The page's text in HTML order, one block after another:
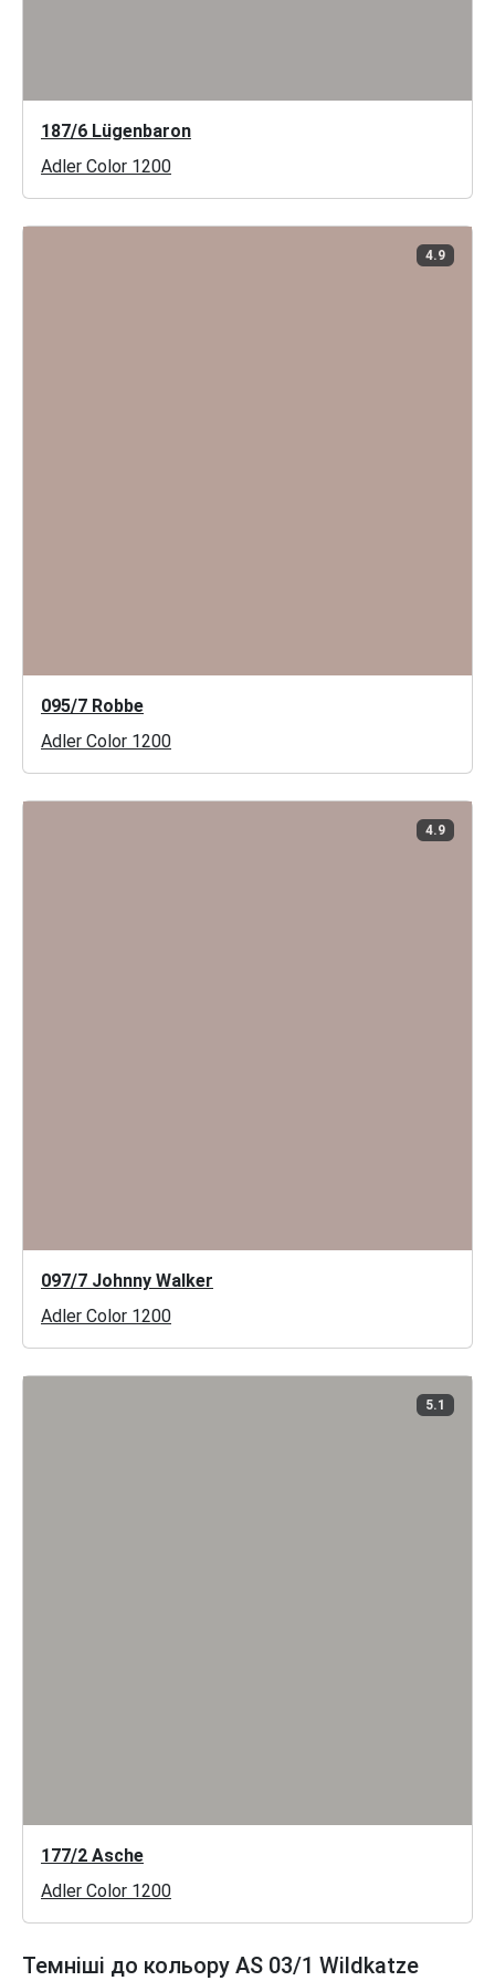
187/6 Lügenbaron
Adler Color 1200
4.9
095/7 Robbe
Adler Color 1200
4.9
097/7 Johnny Walker
Adler Color 1200
5.1
177/2 Asche
Adler Color 1200
Темніші до кольору AS 03/1 Wildkatze